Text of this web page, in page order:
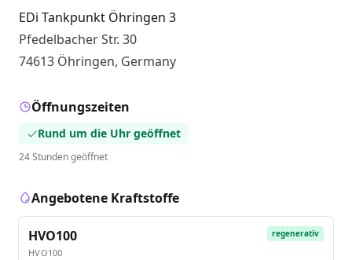
EDi Tankpunkt Öhringen 3
Pfedelbacher Str. 30
74613 Öhringen, Germany
Öffnungszeiten
Rund um die Uhr geöffnet
24 Stunden geöffnet
Angebotene Kraftstoffe
HVO100
HVO100
regenerativ